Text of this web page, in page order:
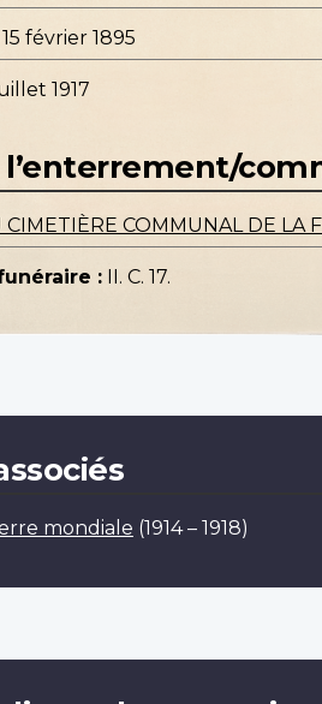
15 février 1895
1917
l’enterrement/
COMMUNAL DE LA
: II. C. 17.
mondiale (1914 – 1918)